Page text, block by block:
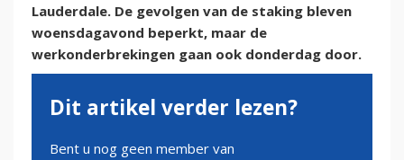
Lauderdale. De gevolgen van de staking bleven
woensdagavond beperkt, maar de
werkonderbrekingen gaan ook donderdag door.
Dit artikel verder lezen?
Bent u nog geen member van